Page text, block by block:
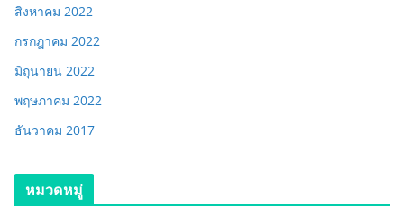
สิงหาคม 2022
กรกฎาคม 2022
มิถุนายน 2022
พฤษภาคม 2022
ธันวาคม 2017
หมวดหมู่